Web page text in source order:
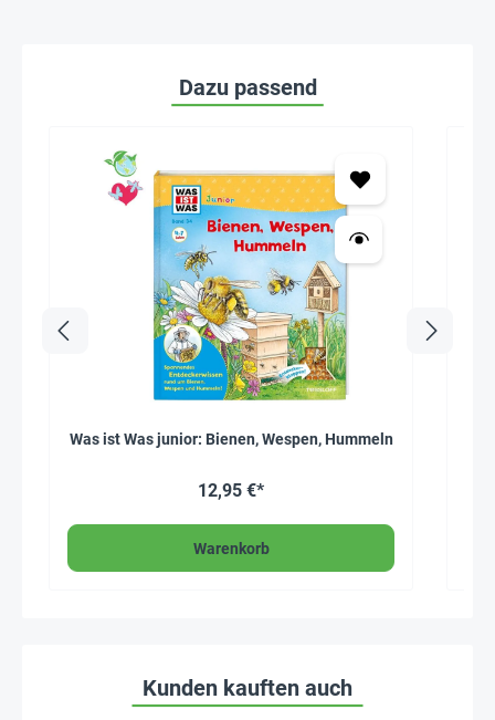
Dazu passend
Was ist Was junior: Bienen, Wespen, Hummeln
12,95 €*
Warenkorb
Kunden kauften auch